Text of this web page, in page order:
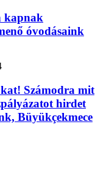
kapnak
óvodásaink
Számodra mit
hirdet
Büyükçekmece